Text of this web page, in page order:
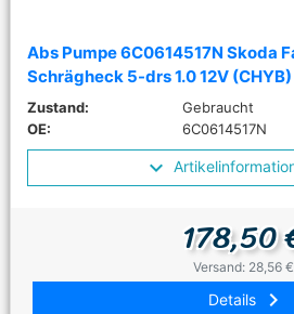
Abs Pumpe 6C0614517N Skoda
Schrägheck 5-drs 1.0 12V
Zustand:
Gebraucht
OE:
6C0614517N
178,50
Versand: 28,56 €
Details keyboard_arrow_right